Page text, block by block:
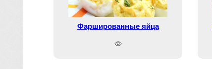
Фаршированные яйца